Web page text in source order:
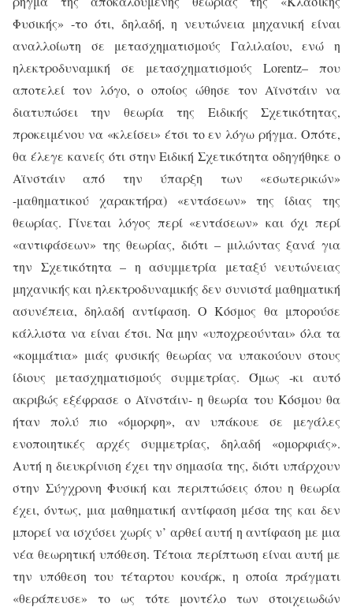
Φυσικής» -το ότι, δηλαδή, η νευτώνεια μηχανική είναι
αναλλοίωτη σε μετασχηματισμούς Γαλιλαίου, ενώ η
ηλεκτροδυναμική σε μετασχηματισμούς Lorentz– που
αποτελεί τον λόγο, ο οποίος ώθησε τον Αϊνστάιν να
διατυπώσει την θεωρία της Ειδικής Σχετικότητας,
προκειμένου να «κλείσει» έτσι το εν λόγω ρήγμα. Οπότε,
θα έλεγε κανείς ότι στην Ειδική Σχετικότητα οδηγήθηκε ο
Αϊνστάιν από την ύπαρξη των «εσωτερικών»
-μαθηματικού χαρακτήρα) «εντάσεων» της ίδιας της
θεωρίας. Γίνεται λόγος περί «εντάσεων» και όχι περί
«αντιφάσεων» της θεωρίας, διότι – μιλώντας ξανά για
την Σχετικότητα – η ασυμμετρία μεταξύ νευτώνειας
μηχανικής και ηλεκτροδυναμικής δεν συνιστά μαθηματική
ασυνέπεια, δηλαδή αντίφαση. Ο Κόσμος θα μπορούσε
κάλλιστα να είναι έτσι. Να μην «υποχρεούνται» όλα τα
«κομμάτια» μιάς φυσικής θεωρίας να υπακούουν στους
ίδιους μετασχηματισμούς συμμετρίας. Όμως -κι αυτό
ακριβώς εξέφρασε ο Αϊνστάιν- η θεωρία του Κόσμου θα
ήταν πολύ πιο «όμορφη», αν υπάκουε σε μεγάλες
ενοποιητικές αρχές συμμετρίας, δηλαδή «ομορφιάς».
Αυτή η διευκρίνιση έχει την σημασία της, διότι υπάρχουν
στην Σύγχρονη Φυσική και περιπτώσεις όπου η θεωρία
έχει, όντως, μια μαθηματική αντίφαση μέσα της και δεν
μπορεί να ισχύσει χωρίς ν’ αρθεί αυτή η αντίφαση με μια
νέα θεωρητική υπόθεση. Τέτοια περίπτωση είναι αυτή με
την υπόθεση του τέταρτου κουάρκ, η οποία πράγματι
«θεράπευσε» το ως τότε μοντέλο των στοιχειωδών